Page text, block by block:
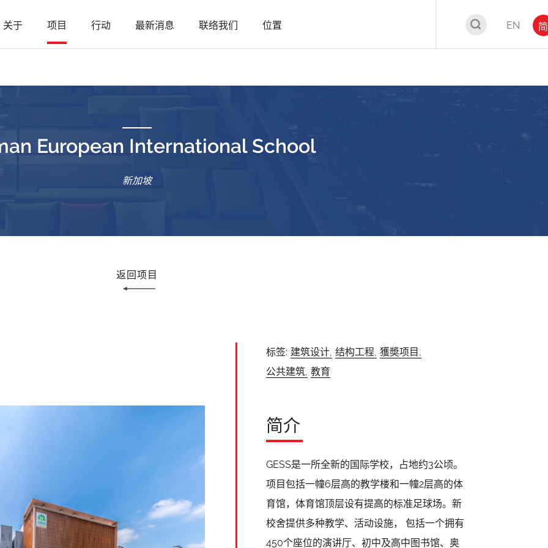
关于 项目 行动 最新消息 联络我们 位置 EN 简
European International School
新加坡
返回项目
标签: 建筑设计, 结构工程, 獲奬项目,
公共建筑, 教育
简介
GESS是一所全新的国际学校，占地约3公顷。
项目包括一幢6层高的教学楼和一幢2层高的体
育馆，体育馆顶层设有提高的标准足球场。新
校舍提供多种教学、活动设施， 包括一个拥有
450个座位的演讲厅、初中及高中图书馆、奥